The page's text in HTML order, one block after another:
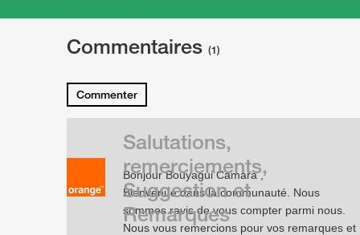
Commentaires (1)
Commenter
Bonjour Bouyagui Camara ,
Bienvenue dans la communauté. Nous
sommes ravis de vous compter parmi nous.
Nous vous remercions pour vos remarques et
Salutations,
remerciements,
Suggestion et
Remarques